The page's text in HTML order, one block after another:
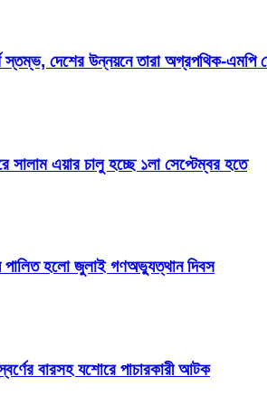
স্তম্ভ, দেশের উন্নয়নে তারা অগ্রপথিক-
সালাম এয়ার চালু হচ্ছে ১লা সেপ্টেম্বর হতে
পালিত হলো জুলাই গণঅভ্যুত্থান দিবস
বারসহ যশোরে পাচারকারী আটক​